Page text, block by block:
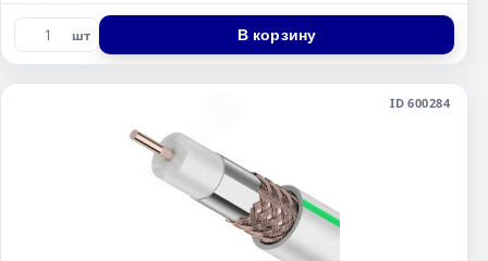
шт В корзину
ID 600284